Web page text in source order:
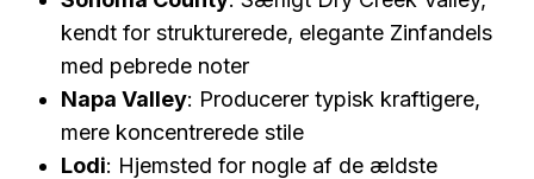
kendt for strukturerede, elegante Zinfandels
med pebrede noter
Napa Valley: Producerer typisk kraftigere,
mere koncentrerede stile
Lodi: Hjemsted for nogle af de ældste